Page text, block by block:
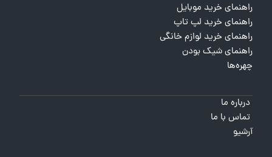
راهنمای خرید موبایل
راهنمای خرید لپ تاپ
راهنمای خرید لوازم خانگی
راهنمای شیک بودن
چهره‌ها
درباره ما
تماس با ما
آرشیو